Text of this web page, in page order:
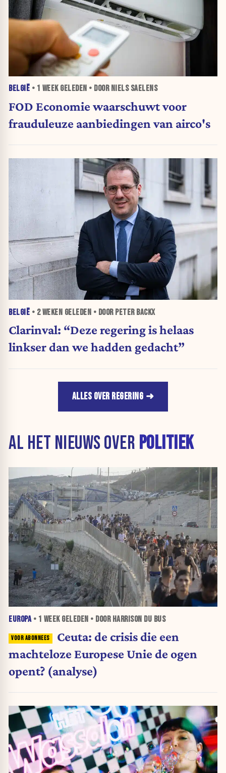
BELGIË • 1 WEEKGELEDEN • DOOR NIELS SAELENS
FOD Economie waarschuwt voor
frauduleuze aanbiedingen van airco's
BELGIË • 2 WEKEN GELEDEN • DOOR PETER BACKX
Clarinval: “Deze regering is helaas
linkser dan we hadden gedacht”
ALLES OVER REGERING
AL HET NIEUWS OVER POLITIEK
EUROPA• 1 WEEKGELEDEN • DOOR HARRISON DU BUS
Ceuta: de crisis die een
machteloze Europese Unie de ogen
opent? (analyse)